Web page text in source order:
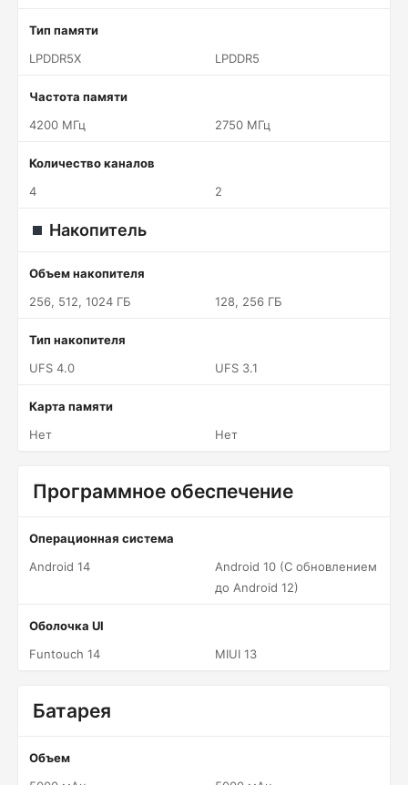
Тип памяти
LPDDR5X
LPDDR5
Частота памяти
4200 МГц
2750 МГц
Количество каналов
4
2
Накопитель
Объем накопителя
256, 512, 1024 ГБ
128, 256 ГБ
Тип накопителя
UFS 4.0
UFS 3.1
Карта памяти
Нет
Нет
Программное обеспечение
Операционная система
Android 14
Android 10 (С обновлением
до Android 12)
Оболочка UI
Funtouch 14
MIUI 13
Батарея
Объем